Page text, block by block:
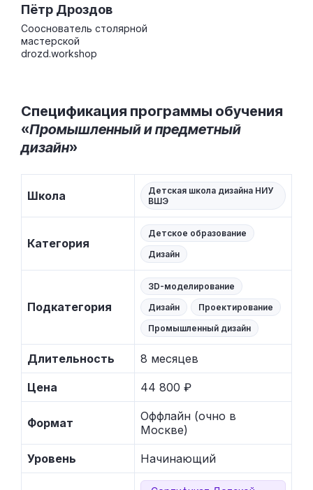
Пётр Дроздов
Cооснователь столярной
мастерской
drozd.workshop
Спецификация программы обучения
«Промышленный и предметный
дизайн»
Школа
Детская школа дизайна НИУ
ВШЭ
Категория
Детское образование
Дизайн
Подкатегория
3D-моделирование
Дизайн
Проектирование
Промышленный дизайн
Длительность 8 месяцев
Цена 44 800 ₽
Формат
Оффлайн (очно в
Москве)
Уровень Начинающий